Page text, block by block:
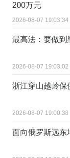
200万元
2026-08-07 19:03:34
最高法：要做到
2026-08-07 19:03:02
浙江穿山越岭保
2026-08-07 19:00:38
面向俄罗斯远东